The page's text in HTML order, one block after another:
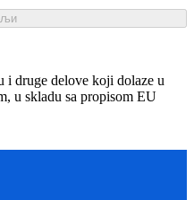
i druge delove koji dolaze u
u skladu sa propisom EU